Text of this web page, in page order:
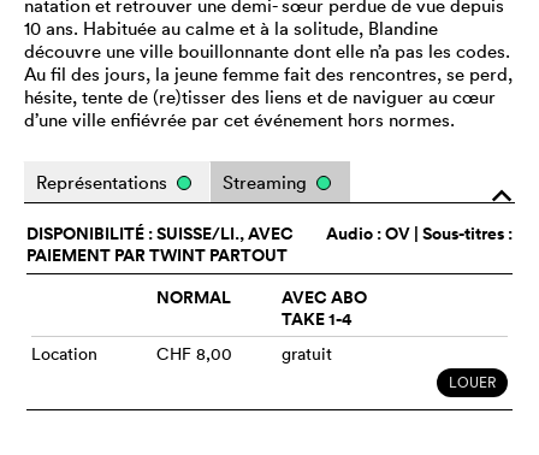
natation et retrouver une demi- sœur perdue de vue depuis
10 ans. Habituée au calme et à la solitude, Blandine
découvre une ville bouillonnante dont elle n’a pas les codes.
Au fil des jours, la jeune femme fait des rencontres, se perd,
hésite, tente de (re)tisser des liens et de naviguer au cœur
d’une ville enfiévrée par cet événement hors normes.
o
Représentations Streaming
Audio :OV | Sous-titres :
DISPONIBILITÉ : SUISSE/LI., AVEC
PAIEMENT PAR TWINT PARTOUT
NORMAL
AVEC ABO
TAKE 1-4
Location CHF 8,00 gratuit
LOUER